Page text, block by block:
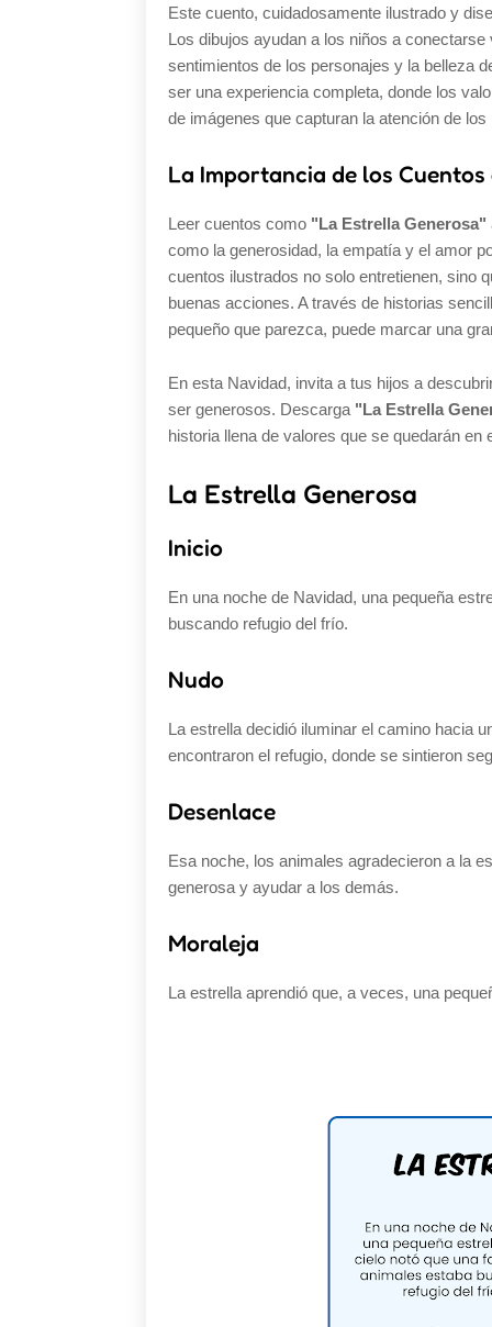
Este cuento, cuidadosamente ilustrado y
Los dibujos ayudan a los niños a
sentimientos de los personajes y la belleza
ser una experiencia completa, donde los
de imágenes que capturan la atención de los
La Importancia de los Cuentos
Leer cuentos como "La Estrella Generosa"
como la generosidad, la empatía y el amor
cuentos ilustrados no solo entretienen, sino
buenas acciones. A través de historias
pequeño que parezca, puede marcar una
En esta Navidad, invita a tus hijos a
ser generosos. Descarga "La Estrella
historia llena de valores que se quedarán en
La Estrella Generosa
Inicio
En una noche de Navidad, una pequeña
buscando refugio del frío.
Nudo
La estrella decidió iluminar el camino hacia
encontraron el refugio, donde se sintieron
Desenlace
Esa noche, los animales agradecieron a la
generosa y ayudar a los demás.
Moraleja
La estrella aprendió que, a veces, una